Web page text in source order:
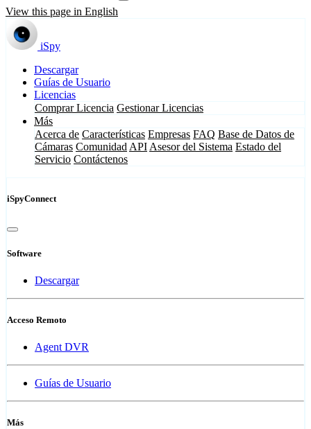
View this page in English
iSpy
Descargar
Guías de Usuario
Licencias
Comprar Licencia Gestionar Licencias
Más
Acerca de Características Empresas FAQ Base de Datos de
Cámaras Comunidad API Asesor del Sistema Estado del
Servicio Contáctenos
iSpyConnect
Software
Descargar
Acceso Remoto
Agent DVR
Guías de Usuario
Más